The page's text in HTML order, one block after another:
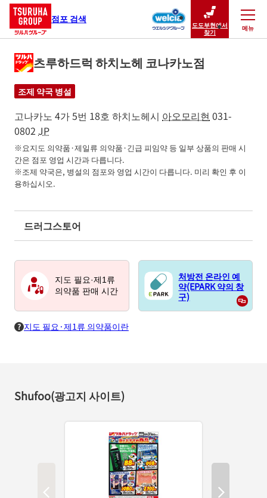
점포 검색
도도부현에서
찾기
메뉴
닫기
츠루하드럭 하치노헤 코나카노점
조제 약국 병설
고나카노 4가 5번 18호 하치노헤시 아오모리현 031-
0802 JP
※요지도 의약품·제일류 의약품·긴급 피임약 등 일부 상품의 판매 시
간은 점포 영업 시간과 다릅니다.
※조제 약국은, 병설의 점포와 영업 시간이 다릅니다. 미리 확인 후 이
용하십시오.
드러그스토어
지도 필요·제1류
의약품 판매 시간
처방전 온라인 예
약(EPARK 약의 창
구)
지도 필요·제1류 의약품이란
Shufoo(광고지 사이트)